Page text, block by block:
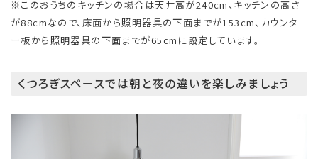
※このおうちのキッチンの場合は天井高が240cm、キッチンの高さ
が88cmなので、床面から照明器具の下面までが153cm、カウンタ
ー板から照明器具の下面までが65cmに設定しています。
くつろぎスペースでは朝と夜の違いを楽しみましょう